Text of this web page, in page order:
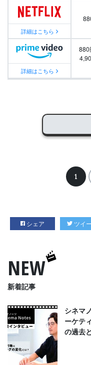
詳細はこちら
詳細はこちら
880
1
シェア ツイ
NEW
新着記事
シネマ
ーケテ
の過去